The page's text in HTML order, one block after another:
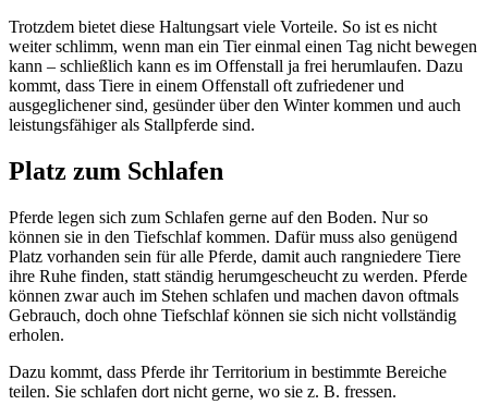
Trotzdem bietet diese Haltungsart viele Vorteile. So ist es nicht
weiter schlimm, wenn man ein Tier einmal einen Tag nicht bewegen
kann – schließlich kann es im Offenstall ja frei herumlaufen. Dazu
kommt, dass Tiere in einem Offenstall oft zufriedener und
ausgeglichener sind, gesünder über den Winter kommen und auch
leistungsfähiger als Stallpferde sind.
Platz zum Schlafen
Pferde legen sich zum Schlafen gerne auf den Boden. Nur so
können sie in den Tiefschlaf kommen. Dafür muss also genügend
Platz vorhanden sein für alle Pferde, damit auch rangniedere Tiere
ihre Ruhe finden, statt ständig herumgescheucht zu werden. Pferde
können zwar auch im Stehen schlafen und machen davon oftmals
Gebrauch, doch ohne Tiefschlaf können sie sich nicht vollständig
erholen.
Dazu kommt, dass Pferde ihr Territorium in bestimmte Bereiche
teilen. Sie schlafen dort nicht gerne, wo sie z. B. fressen.